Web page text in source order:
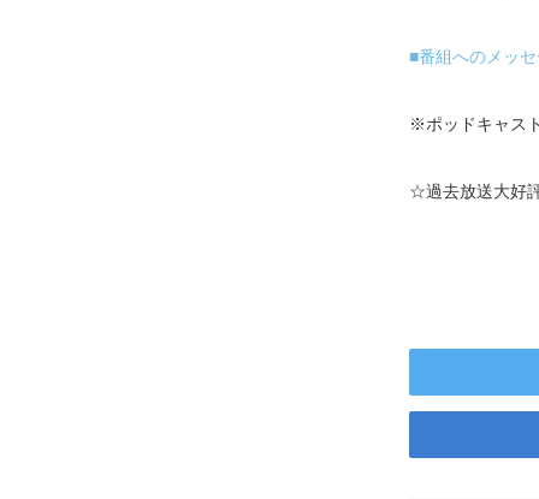
■番組へのメッ
※ポッドキャス
☆過去放送大好